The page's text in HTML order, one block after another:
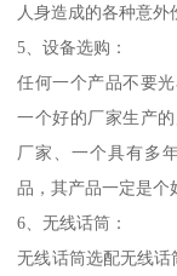
人身造成的各种意外
5、设备选购：
任何一个产品不要
一个好的厂家生产
厂家、一个具有多
品，其产品一定是个
6、无线话筒：
无线话筒选配无线